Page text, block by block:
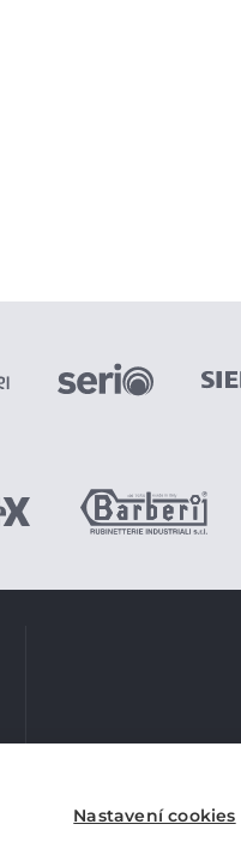
Nastavení cookies